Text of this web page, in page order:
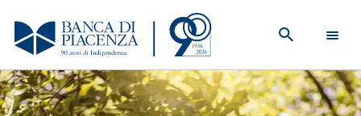
contenuto
principale